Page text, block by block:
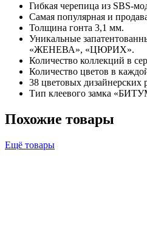
Гибкая черепица из SBS-
Самая популярная и
Толщина гонта 3,1 мм.
Уникальные
«ЖЕНЕВА», «ЦЮРИХ».
Количество коллекций в
Количество цветов в
38 цветовых дизайнерских
Тип клеевого замка
Похожие товары
Ещё товары